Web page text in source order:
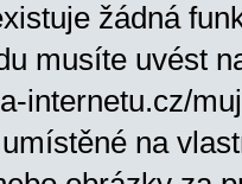
žádná
musíte uvést
internetu.cz/
na